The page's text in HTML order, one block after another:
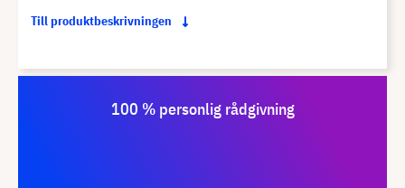
Till produktbeskrivningen
100 % personlig rådgivning